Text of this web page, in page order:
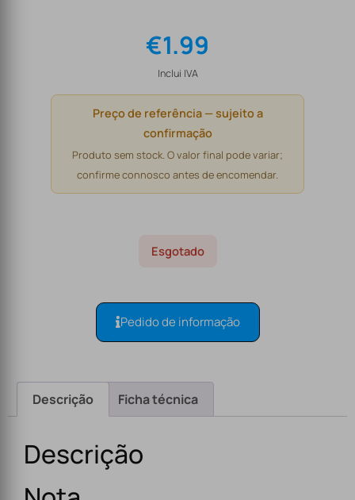
€1.99
Inclui IVA
Preço de referência — sujeito a
confirmação
Produto sem stock. O valor final pode variar;
confirme connosco antes de encomendar.
Esgotado
Pedido de informação
Descrição Ficha técnica
Descrição